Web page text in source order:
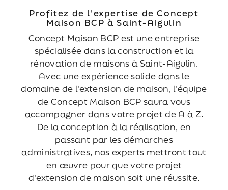
Profitez de l'expertise de Concept
Maison BCP à Saint-Aigulin
Concept Maison BCP est une entreprise
spécialisée dans la construction et la
rénovation de maisons à Saint-Aigulin.
Avec une expérience solide dans le
domaine de l'extension de maison, l'équipe
de Concept Maison BCP saura vous
accompagner dans votre projet de A à Z.
De la conception à la réalisation, en
passant par les démarches
administratives, nos experts mettront tout
en œuvre pour que votre projet
d'extension de maison soit une réussite.